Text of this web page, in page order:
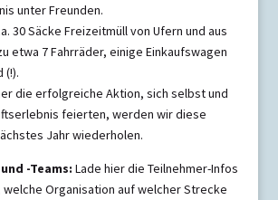
unter Freunden.
30 Säcke Freizeitmüll von Ufern und aus
etwa 7 Fahrräder, einige Einkaufswagen
(!).
die erfolgreiche Aktion, sich selbst und
feierten, werden wir diese
Jahr wiederholen.
-Teams: Lade hier die Teilnehmer-Infos
Organisation auf welcher Strecke